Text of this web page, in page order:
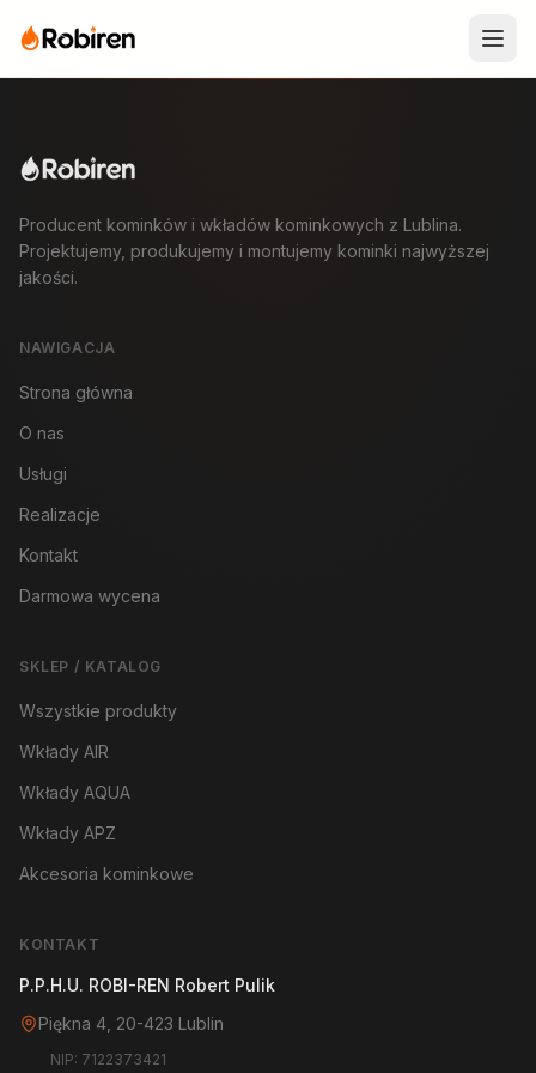
Producent kominków i wkładów kominkowych z Lublina.
Projektujemy, produkujemy i montujemy kominki najwyższej
jakości.
NAWIGACJA
Strona główna
O nas
Usługi
Realizacje
Kontakt
Darmowa wycena
SKLEP / KATALOG
Wszystkie produkty
Wkłady AIR
Wkłady AQUA
Wkłady APZ
Akcesoria kominkowe
KONTAKT
P.P.H.U. ROBI-REN Robert Pulik
Piękna 4, 20-423 Lublin
NIP: 7122373421